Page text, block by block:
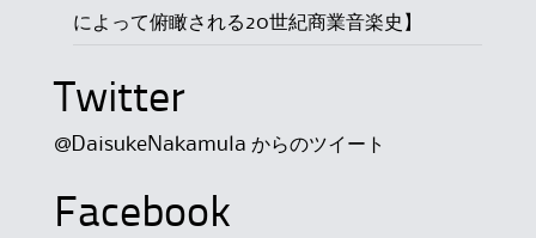
によって俯瞰される20世紀商業音楽史】
Twitter
@DaisukeNakamula からのツイート
Facebook